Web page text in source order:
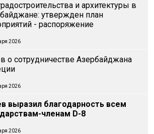
и архитектуры в
утвержден план
- распоряжение
2026
о сотрудничестве Азербайджана
2026
выразил благодарность всем
членам D-8
2026